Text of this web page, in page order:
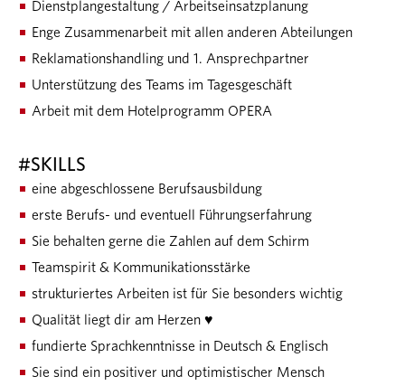
Dienstplangestaltung / Arbeitseinsatzplanung
Enge Zusammenarbeit mit allen anderen Abteilungen
Reklamationshandling und 1. Ansprechpartner
Unterstützung des Teams im Tagesgeschäft
Arbeit mit dem Hotelprogramm OPERA
#SKILLS
eine abgeschlossene Berufsausbildung
erste Berufs- und eventuell Führungserfahrung
Sie behalten gerne die Zahlen auf dem Schirm
Teamspirit & Kommunikationsstärke
strukturiertes Arbeiten ist für Sie besonders wichtig
Qualität liegt dir am Herzen ♥
fundierte Sprachkenntnisse in Deutsch & Englisch
Sie sind ein positiver und optimistischer Mensch